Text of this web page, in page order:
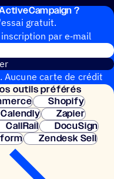
?
gratuit.
par e‑mail
Aucune carte de crédit
instantanée.
outils préférés
Shopify
Calendly
Zapier
CallRail
DocuSign
Zendesk Sell